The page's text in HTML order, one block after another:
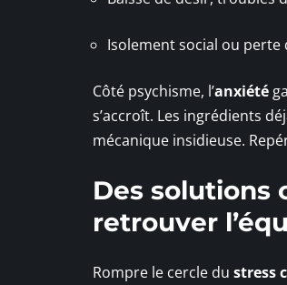
Isolement social ou
Côté psychisme, l’anxiété
s’accroît. Les ingrédients
mécanique insidieuse.
Des solutions
retrouver
Rompre le cercle du stress